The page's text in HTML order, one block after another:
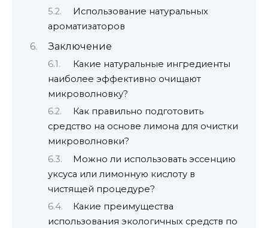
Использование натуральных
ароматизаторов
Заключение
Какие натуральные ингредиенты
наиболее эффективно очищают
микроволновку?
Как правильно подготовить
средство на основе лимона для очистки
микроволновки?
Можно ли использовать эссенцию
уксуса или лимонную кислоту в
чистящей процедуре?
Какие преимущества
использования экологичных средств по